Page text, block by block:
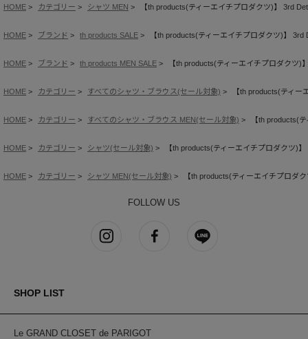
HOME カテゴリー シャツ MEN 【th products(ティーエイチプロダクツ)】 3rd
HOME ブランド th products SALE 【th products(ティーエイチプロダクツ)】 3rd
HOME ブランド th products MEN SALE 【th products(ティーエイチプロダクツ)
HOME カテゴリー すべてのシャツ・ブラウス(セール対象) 【th products(ティー
HOME カテゴリー すべてのシャツ・ブラウス MEN(セール対象) 【th products(
HOME カテゴリー シャツ(セール対象) 【th products(ティーエイチプロダクツ)
HOME カテゴリー シャツ MEN(セール対象) 【th products(ティーエイチプロダ
FOLLOW US
SHOP LIST
Le GRAND CLOSET de PARIGOT